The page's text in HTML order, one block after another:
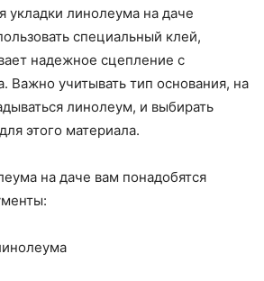
укладки линолеума на даче
специальный клей,
надежное сцепление с
Важно учитывать тип основания, на
линолеум, и выбирать
этого материала.
на даче вам понадобятся